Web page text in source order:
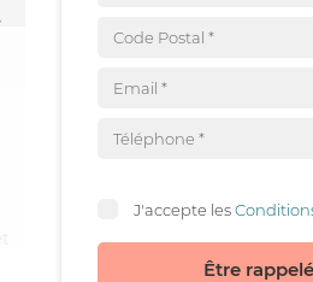
J'accepte les
Être